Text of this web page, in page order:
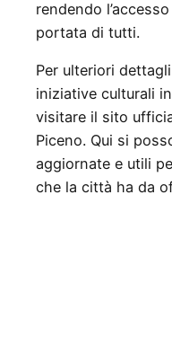
rendendo
portata di tutti.
Per ulteriori
iniziative culturali
visitare il sito
Piceno. Qui si
aggiornate e utili
che la città ha da